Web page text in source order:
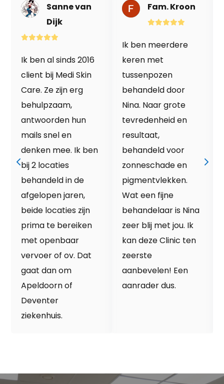
Sanne van
Dijk
Ik ben al sinds 2016
client bij Medi Skin
Care. Ze zijn erg
behulpzaam,
antwoorden hun
mails snel en
denken mee. Ik ben
bij 2 locaties
behandeld in de
afgelopen jaren,
beide locaties zijn
prima te bereiken
met openbaar
vervoer of ov. Dat
gaat dan om
Apeldoorn of
Deventer
ziekenhuis.
Fam. Kroon
Ik ben meerdere
keren met
tussenpozen
behandeld door
Nina. Naar grote
tevredenheid en
resultaat,
behandeld voor
zonneschade en
pigmentvlekken.
Wat een fijne
behandelaar is Nina
zeer blij met jou. Ik
kan deze Clinic ten
zeerste
aanbevelen! Een
aanrader dus.